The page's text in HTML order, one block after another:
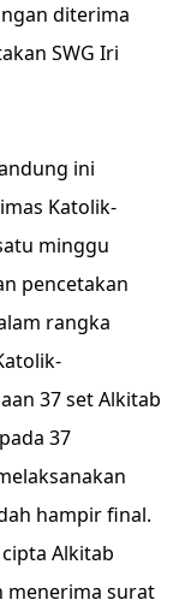
diterima
SWG Iri
ini
Katolik-
minggu
pencetakan
rangka
37 set Alkitab
37
hampir final.
Alkitab
menerima surat